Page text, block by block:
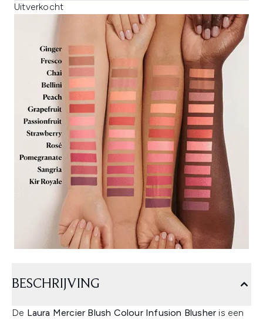
Uitverkocht
BESCHRIJVING
De Laura Mercier Blush Colour Infusion Blusher is een